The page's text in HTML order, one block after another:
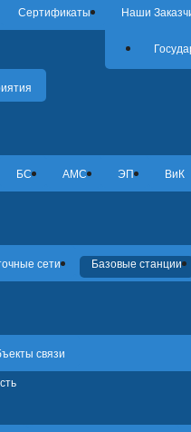
Сертификаты Наши
БС АМС ЭП ВиК
сети Базовые станции
связи